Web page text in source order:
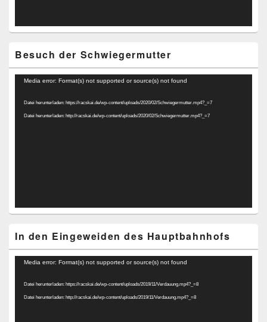
Besuch der Schwiegermutter
Video-
Media error: Format(s) not supported or source(s) not found
Datei herunterladen: https://racskai.de/wp-content/uploads/2020/02/Schwiegermutter.mp4?_=7
Datei herunterladen: http://racskai.de/wp-content/uploads/2020/02/Schwiegermutter.mp4?_=7
In den Eingeweiden des Hauptbahnhofs
Video-
Media error: Format(s) not supported or source(s) not found
Datei herunterladen: https://racskai.de/wp-content/uploads/2019/11/Verdauung.mp4?_=8
Datei herunterladen: http://racskai.de/wp-content/uploads/2019/11/Verdauung.mp4?_=8